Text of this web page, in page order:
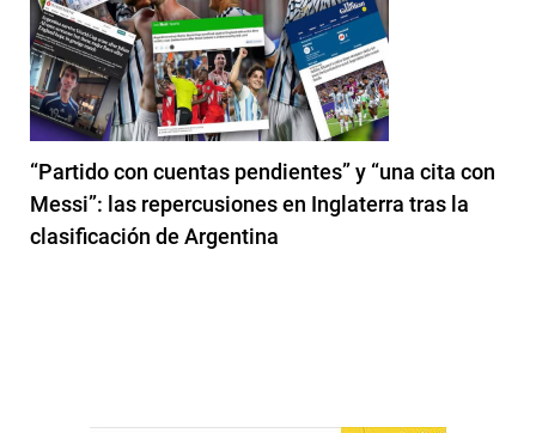
“Partido con cuentas pendientes” y “una cita con
Messi”: las repercusiones en Inglaterra tras la
clasificación de Argentina